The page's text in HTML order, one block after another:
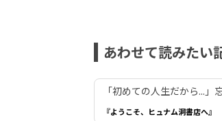
あわせて読みたい
「初めての人生だから...
『ようこそ、ヒュナム洞書店へ』